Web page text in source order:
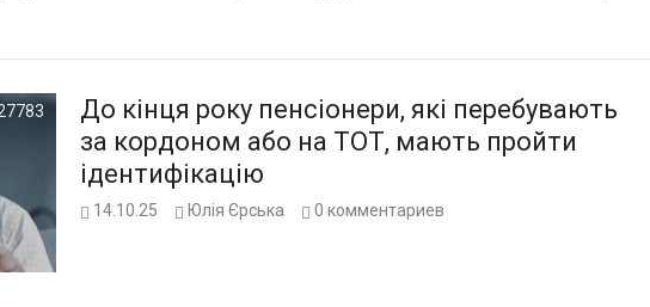
До кінця року пенсіонери, які перебувають
за кордоном або на ТОТ, мають пройти
ідентифікацію
14.10.25 Юлія Єрська 0 комментариев